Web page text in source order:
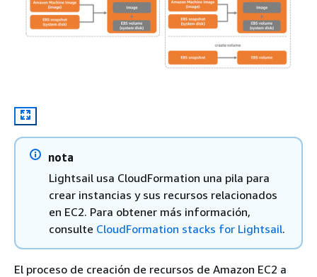
nota
Lightsail usa CloudFormation una pila para
crear instancias y sus recursos relacionados
en EC2. Para obtener más información,
consulte CloudFormation stacks for Lightsail.
El proceso de creación de recursos de Amazon EC2 a